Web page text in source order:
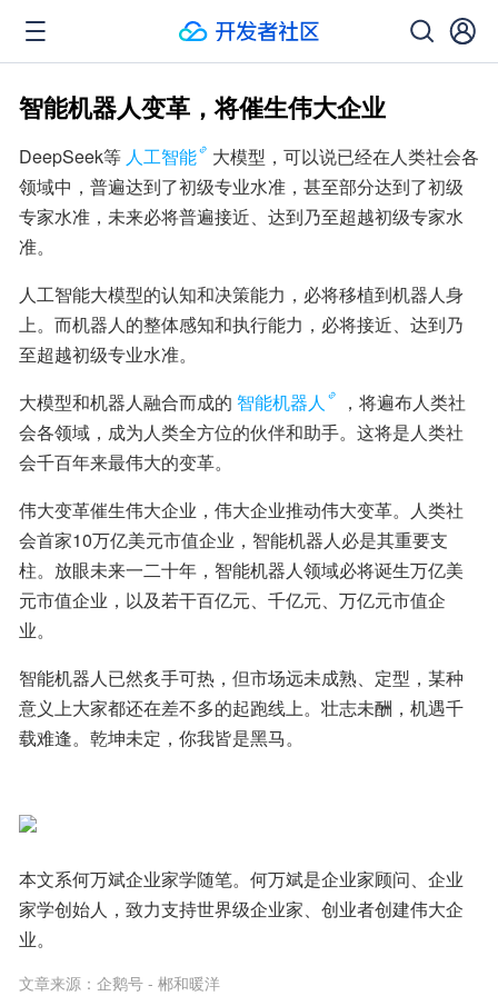
智能机器人变革，将催生伟大企业
DeepSeek等 人工智能
大模型，可以说已经在人类社会各
领域中，普遍达到了初级专业水准，甚至部分达到了初级
专家水准，未来必将普遍接近、达到乃至超越初级专家水
准。
人工智能大模型的认知和决策能力，必将移植到机器人身
上。而机器人的整体感知和执行能力，必将接近、达到乃
至超越初级专业水准。
大模型和机器人融合而成的 智能机器人
，将遍布人类社
会各领域，成为人类全方位的伙伴和助手。这将是人类社
会千百年来最伟大的变革。
伟大变革催生伟大企业，伟大企业推动伟大变革。人类社
会首家10万亿美元市值企业，智能机器人必是其重要支
柱。放眼未来一二十年，智能机器人领域必将诞生万亿美
元市值企业，以及若干百亿元、千亿元、万亿元市值企
业。
智能机器人已然炙手可热，但市场远未成熟、定型，某种
意义上大家都还在差不多的起跑线上。壮志未酬，机遇千
载难逢。乾坤未定，你我皆是黑马。
本文系何万斌企业家学随笔。何万斌是企业家顾问、企业
家学创始人，致力支持世界级企业家、创业者创建伟大企
业。
文章来源： 企鹅号 - 郴和暖洋